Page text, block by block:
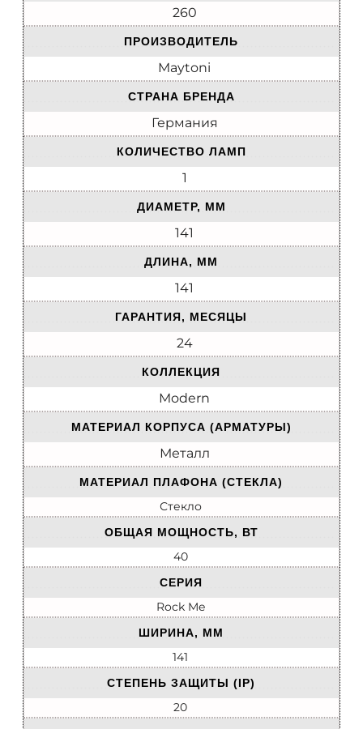
260
ПРОИЗВОДИТЕЛЬ
Maytoni
СТРАНА БРЕНДА
Германия
КОЛИЧЕСТВО ЛАМП
1
ДИАМЕТР, ММ
141
ДЛИНА, ММ
141
ГАРАНТИЯ, МЕСЯЦЫ
24
КОЛЛЕКЦИЯ
Modern
МАТЕРИАЛ КОРПУСА (АРМАТУРЫ)
Металл
МАТЕРИАЛ ПЛАФОНА (СТЕКЛА)
Стекло
ОБЩАЯ МОЩНОСТЬ, ВТ
40
СЕРИЯ
Rock Me
ШИРИНА, ММ
141
СТЕПЕНЬ ЗАЩИТЫ (IP)
20